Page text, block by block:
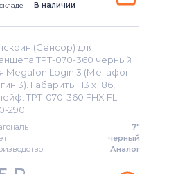
планшетовMystery
планшетов
планшетов
В наличии
(Сенсор) для
TPT-070-360 черный
Megafon Login 3 (Мегафон
3). Габариты 113 х 186,
TPT-070-360 FHX FL-
290
7"
черный
Аналог